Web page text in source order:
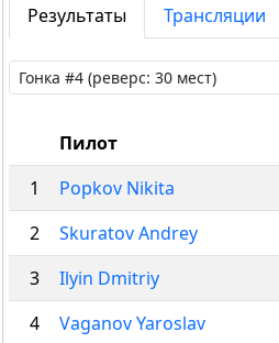
Результаты Трансляции
Пилот
1
Popkov Nikita
2 Skuratov Andrey
3 Ilyin Dmitriy
4 Vaganov Yaroslav